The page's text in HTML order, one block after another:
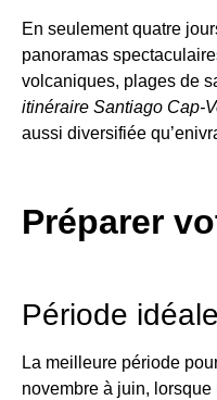
En seulement quatre
panoramas
volcaniques, plages de
itinéraire Santiago Cap-
aussi diversifiée
Préparer
Période
La meilleure période
novembre à juin,